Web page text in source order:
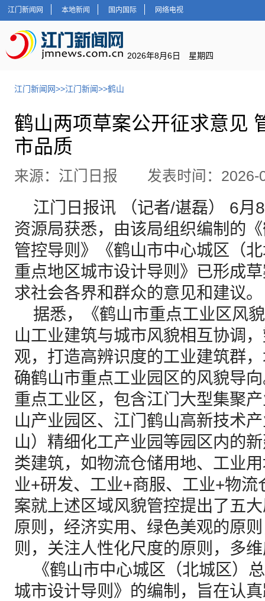
江门新闻网 本地新闻 国内国际 网络电视
2026年8月6日 星期四
江门新闻网>>江门新闻>>鹤山
鹤山两项草案公开征求意见
市品质
来源：江门日报 发表时间：
江门日报讯 （记者/谌磊） 6月
资源局获悉，由该局组织编制的
管控导则》《鹤山市中心城区（
重点地区城市设计导则》已形成
求社会各界和群众的意见和建议。
据悉，《鹤山市重点工业区风
山工业建筑与城市风貌相互协调
观，打造高辨识度的工业建筑群
确鹤山市重点工业园区的风貌导
重点工业区，包含江门大型集聚
山产业园区、江门鹤山高新技术
山）精细化工产业园等园区内的
类建筑，如物流仓储用地、工业
业+研发、工业+商服、工业+物
案就上述区域风貌管控提出了五
原则，经济实用、绿色美观的原
则，关注人性化尺度的原则，多
《鹤山市中心城区（北城区）
城市设计导则》的编制，旨在认